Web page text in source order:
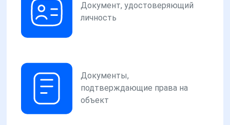
Документ, удостоверяющий
личность
Документы,
подтверждающие права на
объект